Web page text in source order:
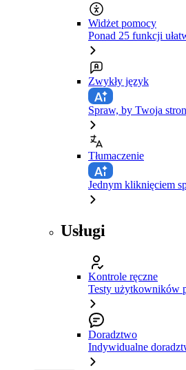
Widżet pomocy
Ponad 25 funkcji
Zwykły język
Spraw, by Twoja
Tłumaczenie
Jednym kliknięciem
Usługi
Kontrole ręczne
Testy użytkowników
Doradztwo
Indywidualne